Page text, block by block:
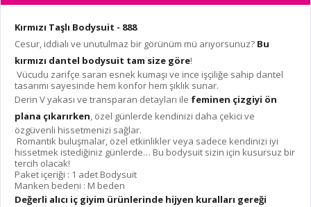
Kırmızı Taşlı Bodysuit - 888
Cesur, iddialı ve unutulmaz bir görünüm mü arıyorsunuz? Bu
kırmızı dantel bodysuit tam size göre!
Vücudu zarifçe saran esnek kumaşı ve ince işçiliğe sahip dantel
tasarımı sayesinde hem konfor hem şıklık sunar.
Derin V yakası ve transparan detayları ile feminen çizgiyi ön
plana çıkarırken, özel günlerde kendinizi daha çekici ve
özgüvenli hissetmenizi sağlar.
Romantik buluşmalar, özel etkinlikler veya sadece kendinizi iyi
hissetmek istediğiniz günlerde… Bu bodysuit sizin için kusursuz bir
tercih olacak!
Paket içeriği : 1 adet Bodysuit
Manken bedeni : M beden
Değerli alıcı iç giyim ürünlerinde hijyen kuralları gereği